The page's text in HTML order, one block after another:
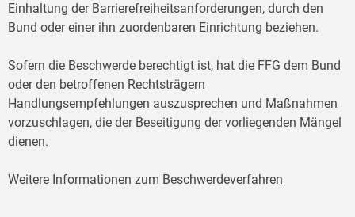
Einhaltung der Barrierefreiheitsanforderungen, durch den
Bund oder einer ihn zuordenbaren Einrichtung beziehen.
Sofern die Beschwerde berechtigt ist, hat die FFG dem Bund
oder den betroffenen Rechtsträgern
Handlungsempfehlungen auszusprechen und Maßnahmen
vorzuschlagen, die der Beseitigung der vorliegenden Mängel
dienen.
Weitere Informationen zum Beschwerdeverfahren